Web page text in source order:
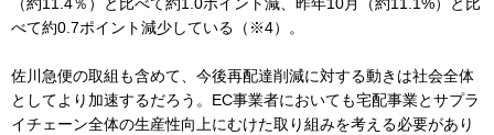
べて約0.7ポイント減少している（※4）。
佐川急便の取組も含めて、今後再配達削減に対する動きは社会全体
としてより加速するだろう。EC事業者においても宅配事業とサプラ
イチェーン全体の生産性向上にむけた取り組みを考える必要があり